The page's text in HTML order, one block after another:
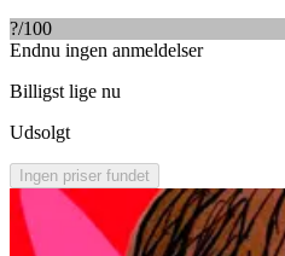
?/100
Endnu ingen anmeldelser
Billigst lige nu
Udsolgt
Ingen priser fundet